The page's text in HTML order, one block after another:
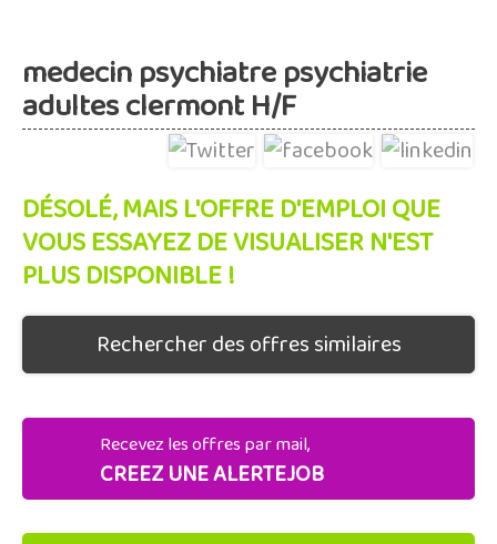
medecin psychiatre psychiatrie
adultes clermont H/F
DÉSOLÉ, MAIS L'OFFRE D'EMPLOI QUE
VOUS ESSAYEZ DE VISUALISER N'EST
PLUS DISPONIBLE !
Rechercher des offres similaires
Recevez les offres par mail,
CREEZ UNE ALERTEJOB